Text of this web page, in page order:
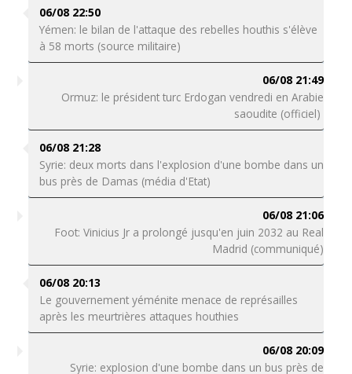
06/08 22:50
Yémen: le bilan de l'attaque des rebelles houthis s'élève
à 58 morts (source militaire)
06/08 21:49
Ormuz: le président turc Erdogan vendredi en Arabie
saoudite (officiel)
06/08 21:28
Syrie: deux morts dans l'explosion d'une bombe dans un
bus près de Damas (média d'Etat)
06/08 21:06
Foot: Vinicius Jr a prolongé jusqu'en juin 2032 au Real
Madrid (communiqué)
06/08 20:13
Le gouvernement yéménite menace de représailles
après les meurtrières attaques houthies
06/08 20:09
Syrie: explosion d'une bombe dans un bus près de